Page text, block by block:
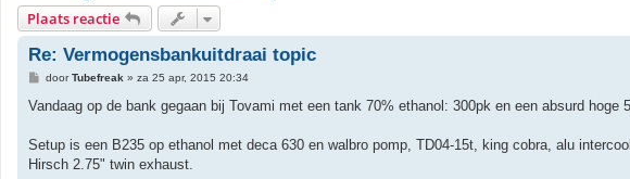
Plaats reactie
Re: Vermogensbankuitdraai topic
B
r
h
doorTubefreak » za 25 apr, 2015 20:34
Vandaag op de bank gegaan bij Tovami met een tank 70% ethanol: 300pk en een absurd hoge
Setup is een B235 op ethanol met deca 630 en walbro pomp, TD04-15t, king cobra, alu
Hirsch 2.75" twin exhaust.